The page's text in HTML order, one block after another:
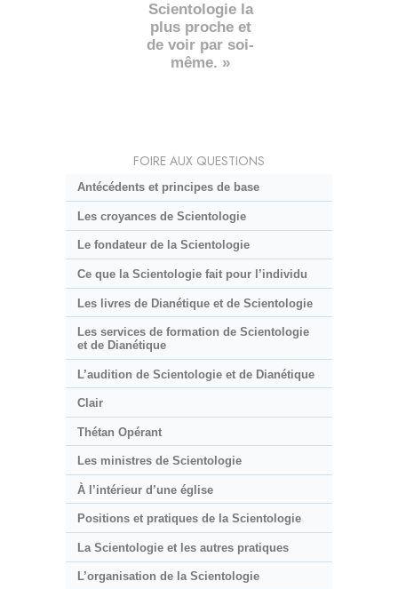
Scientologie la
plus proche et
de voir par soi-
même. »
FOIRE AUX QUESTIONS
Antécédents et principes de base
Les croyances de Scientologie
Le fondateur de la Scientologie
Ce que la Scientologie fait pour l’individu
Les livres de Dianétique et de Scientologie
Les services de formation de Scientologie
et de Dianétique
L’audition de Scientologie et de Dianétique
Clair
Thétan Opérant
Les ministres de Scientologie
À l’intérieur d’une église
Positions et pratiques de la Scientologie
La Scientologie et les autres pratiques
L’organisation de la Scientologie